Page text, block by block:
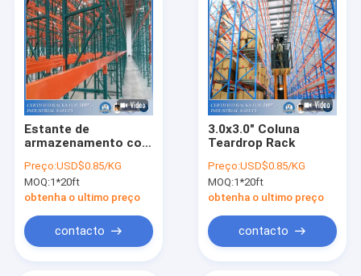
Estante de
armazenamento com
Compatibilidade com
estante de lágrimas
dos EUA
Preço:USD$0.85/KG
MOQ:1*20ft
obtenha o ultimo preço
contacto
3.0x3.0" Coluna
Teardrop Rack
Preço:USD$0.85/KG
MOQ:1*20ft
obtenha o ultimo preço
contacto